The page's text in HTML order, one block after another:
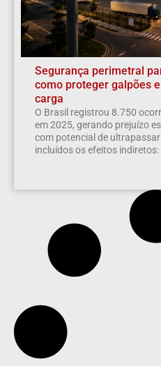
Segurança perimetral
como proteger galpões
carga
O Brasil registrou 8.750
em 2025, gerando prejuízo
com potencial de
incluídos os efeitos indiretos: